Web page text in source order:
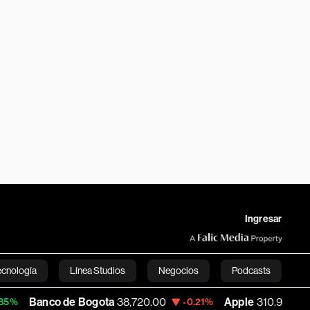
Ingresar
Línea Studios Negocios Podcasts
English
Bogota 38,720.00 -0.21% Apple 310.94 +0.55%